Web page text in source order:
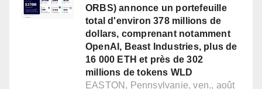
ORBS) annonce un portefeuille
total d'environ 378 millions de
dollars, comprenant notamment
OpenAI, Beast Industries, plus de
16 000 ETH et près de 302
millions de tokens WLD
EASTON, Pennsylvanie, ven., août